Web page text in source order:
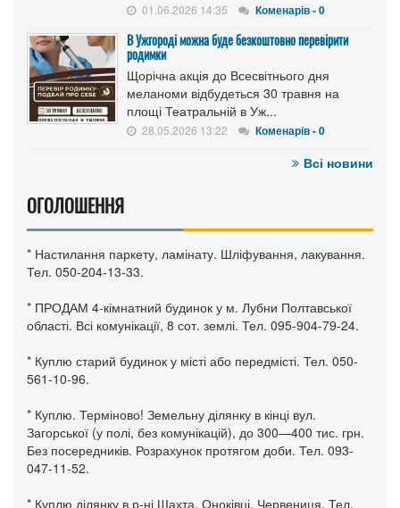
01.06.2026 14:35 Коменарів - 0
В Ужгороді можна буде безкоштовно перевірити
родимки
Щорічна акція до Всесвітнього дня
меланоми відбудеться 30 травня на
площі Театральній в Уж...
28.05.2026 13:22 Коменарів - 0
Всі новини
ОГОЛОШЕННЯ
* Настилання паркету, ламінату. Шліфування, лакування.
Тел. 050-204-13-33.
* ПРОДАМ 4-кімнатний будинок у м. Лубни Полтавської
області. Всі комунікації, 8 сот. землі. Тел. 095-904-79-24.
* Куплю старий будинок у місті або передмісті. Тел. 050-
561-10-96.
* Куплю. Терміново! Земельну ділянку в кінці вул.
Загорської (у полі, без комунікацій), до 300—400 тис. грн.
Без посередників. Розрахунок протягом доби. Тел. 093-
047-11-52.
* Куплю ділянку в р-ні Шахта, Оноківці, Червениця. Тел.